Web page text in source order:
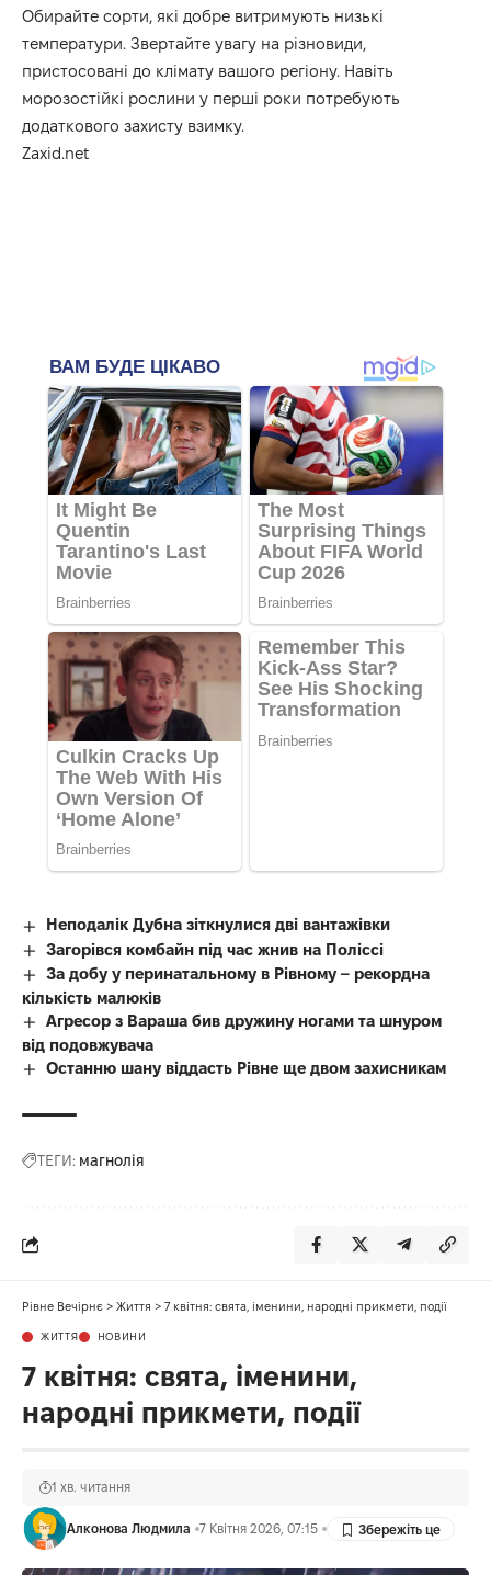
Обирайте сорти, які добре витримують низькі
температури. Звертайте увагу на різновиди,
пристосовані до клімату вашого регіону. Навіть
морозостійкі рослини у перші роки потребують
додаткового захисту взимку.
Zaxid.net
Неподалік Дубна зіткнулися дві вантажівки
Загорівся комбайн під час жнив на Поліссі
За добу у перинатальному в Рівному – рекордна
кількість малюків
Агресор з Вараша бив дружину ногами та шнуром
від подовжувача
Останню шану віддасть Рівне ще двом захисникам
ТЕГИ: магнолія
Рівне Вечірнє > Життя > 7 квітня: свята, іменини, народні прикмети, події
ЖИТТЯ НОВИНИ
7 квітня: свята, іменини,
народні прикмети, події
Алконова Людмила 7 Квітня 2026, 07:15
1 хв. читання